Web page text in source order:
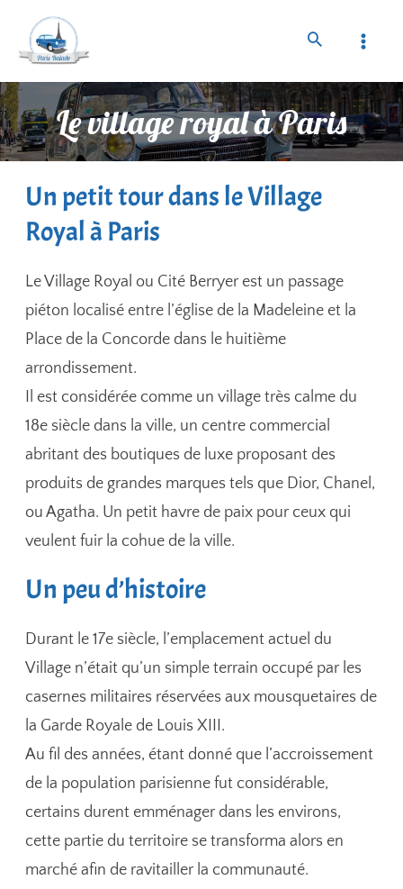
Le village royal à Paris
Un petit tour dans le Village
Royal à Paris
Le Village Royal ou Cité Berryer est un passage
piéton localisé entre l’église de la Madeleine et la
Place de la Concorde dans le huitième
arrondissement.
Il est considérée comme un village très calme du
18e siècle dans la ville, un centre commercial
abritant des boutiques de luxe proposant des
produits de grandes marques tels que Dior, Chanel,
ou Agatha. Un petit havre de paix pour ceux qui
veulent fuir la cohue de la ville.
Un peu d’histoire
Durant le 17e siècle, l’emplacement actuel du
Village n’était qu’un simple terrain occupé par les
casernes militaires réservées aux mousquetaires de
la Garde Royale de Louis XIII.
Au fil des années, étant donné que l’accroissement
de la population parisienne fut considérable,
certains durent emménager dans les environs,
cette partie du territoire se transforma alors en
marché afin de ravitailler la communauté.